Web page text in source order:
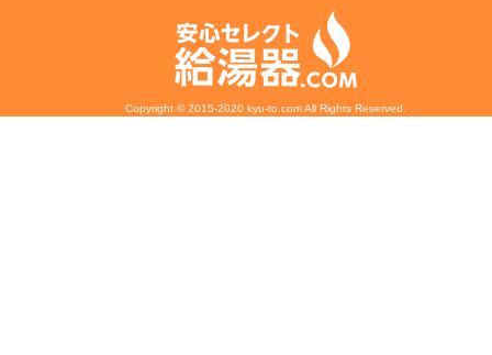
Copyright © 2015-2020 kyu-to.com All Rights Reserved.